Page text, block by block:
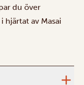
du över
hjärtat av Masai